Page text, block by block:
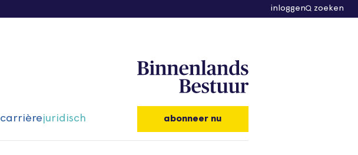
inloggen zoeken
carrièrejuridisch abonneer nu